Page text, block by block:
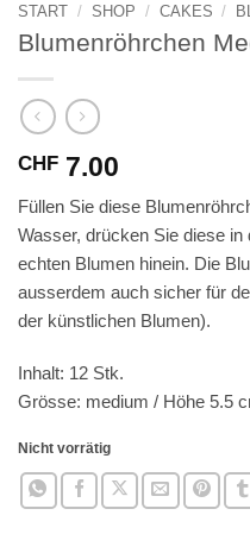
START / SHOP / CAKES /
Blumenröhrchen
CHF 7.00
Füllen Sie diese
Wasser, drücken Sie diese
echten Blumen hinein. Die
ausserdem auch sicher für
der künstlichen Blumen).
Inhalt: 12 Stk.
Grösse: medium / Höhe 5.5
Nicht vorrätig